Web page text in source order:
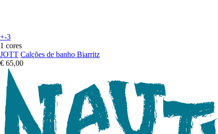
+-3
1 cores
JOTT Calções de banho Biarritz
€ 65,00